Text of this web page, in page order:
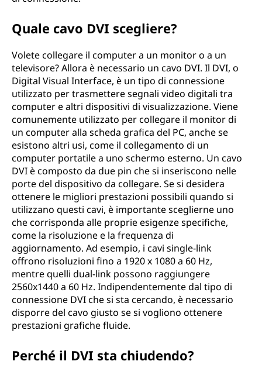
Quale cavo DVI scegliere?
Volete collegare il computer a un monitor o a un
televisore? Allora è necessario un cavo DVI. Il DVI, o
Digital Visual Interface, è un tipo di connessione
utilizzato per trasmettere segnali video digitali tra
computer e altri dispositivi di visualizzazione. Viene
comunemente utilizzato per collegare il monitor di
un computer alla scheda grafica del PC, anche se
esistono altri usi, come il collegamento di un
computer portatile a uno schermo esterno. Un cavo
DVI è composto da due pin che si inseriscono nelle
porte del dispositivo da collegare. Se si desidera
ottenere le migliori prestazioni possibili quando si
utilizzano questi cavi, è importante sceglierne uno
che corrisponda alle proprie esigenze specifiche,
come la risoluzione e la frequenza di
aggiornamento. Ad esempio, i cavi single-link
offrono risoluzioni fino a 1920 x 1080 a 60 Hz,
mentre quelli dual-link possono raggiungere
2560x1440 a 60 Hz. Indipendentemente dal tipo di
connessione DVI che si sta cercando, è necessario
disporre del cavo giusto se si vogliono ottenere
prestazioni grafiche fluide.
Perché il DVI sta chiudendo?